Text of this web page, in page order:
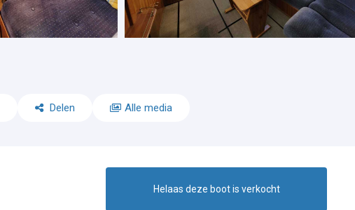
Delen Alle media
Helaas deze boot is verkocht